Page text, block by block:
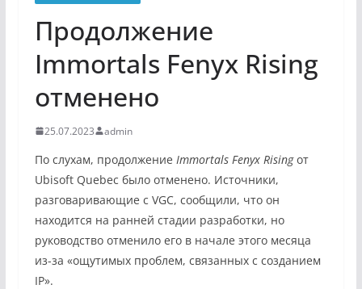
Продолжение
Immortals Fenyx Rising
отменено
25.07.2023 admin
По слухам, продолжение Immortals Fenyx Risingот
Ubisoft Quebec было отменено. Источники,
разговаривающие с VGC, сообщили, что он
находится на ранней стадии разработки, но
руководство отменило его в начале этого месяца
из-за «ощутимых проблем, связанных с созданием
IP».